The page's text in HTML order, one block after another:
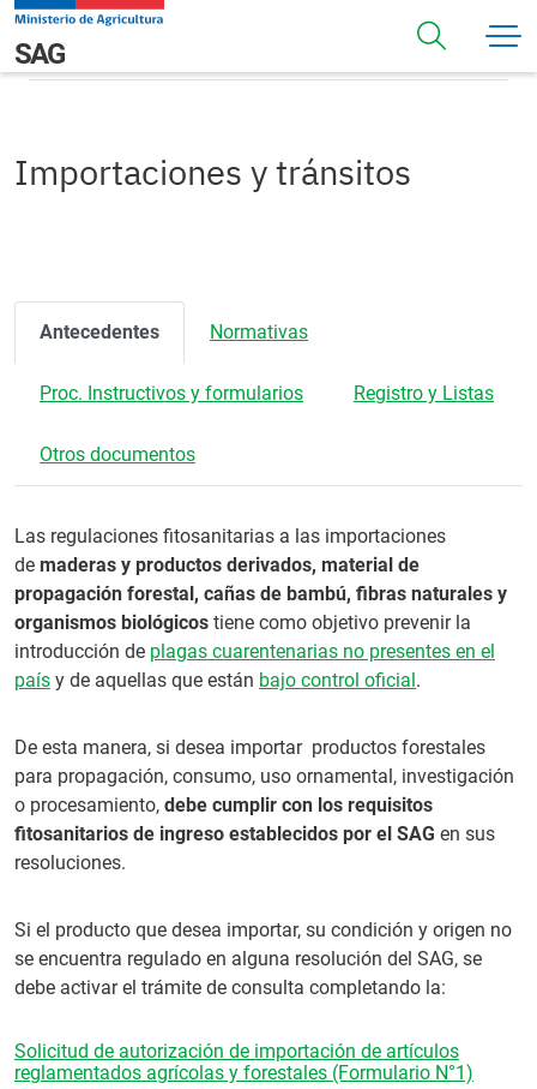
Pasar al contenido principal
Navegación principal
SAGImportaciones y tránsitos
Importaciones y tránsitos
Antecedentes Normativas
Proc. Instructivos y formularios Registro y Listas
Otros documentos
Las regulaciones fitosanitarias a las importaciones
de maderas y productos derivados, material de
propagación forestal, cañas de bambú, fibras naturales y
organismos biológicos tiene como objetivo prevenir la
introducción de plagas cuarentenarias no presentes en el
país y de aquellas que están bajo control oficial.
De esta manera, si desea importar productos forestales
para propagación, consumo, uso ornamental, investigación
o procesamiento, debe cumplir con los requisitos
fitosanitarios de ingreso establecidos por el SAG en sus
resoluciones.
Si el producto que desea importar, su condición y origen no
se encuentra regulado en alguna resolución del SAG, se
debe activar el trámite de consulta completando la:
Solicitud de autorización de importación de artículos
reglamentados agrícolas y forestales (Formulario N°1)